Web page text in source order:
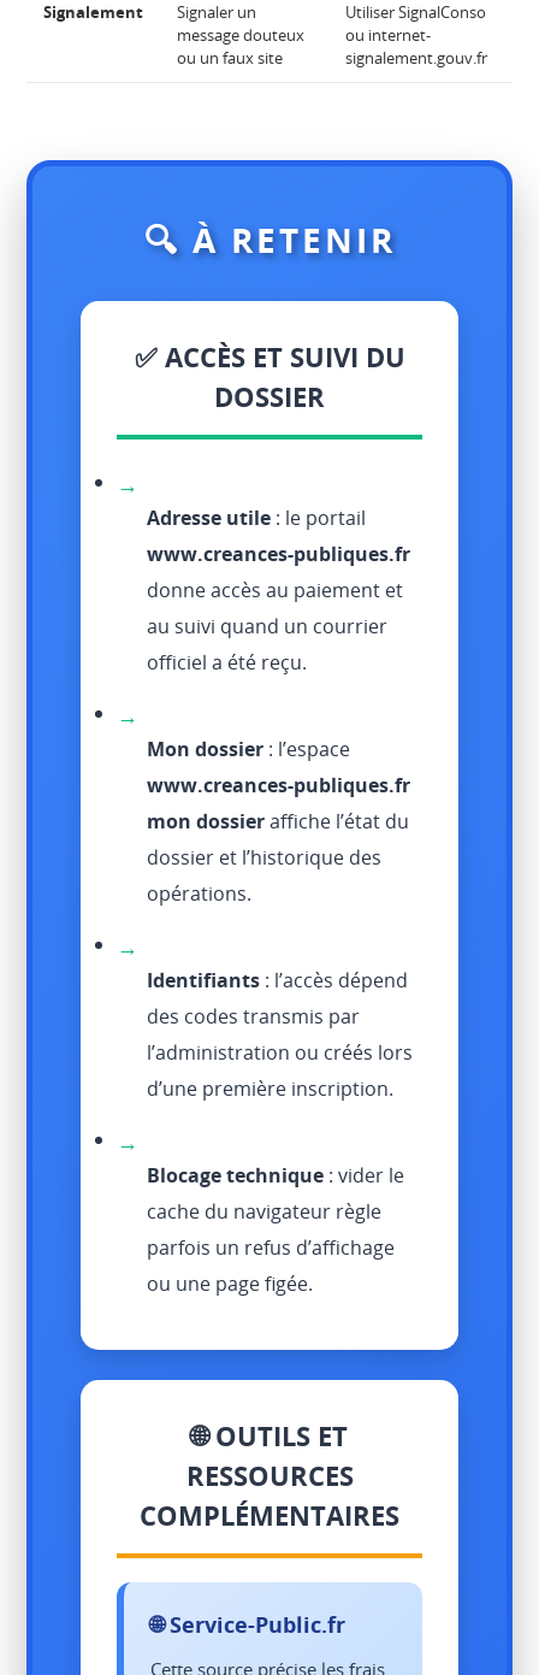
Signalement
Signaler un
message douteux
ou un faux site
Utiliser SignalConso
ou internet-
signalement.gouv.fr
🔍 À RETENIR
✅ ACCÈS ET SUIVI DU
DOSSIER
→
Adresse utile : le portail
www.creances-publiques.fr
donne accès au paiement et
au suivi quand un courrier
officiel a été reçu.
→
Mon dossier : l’espace
www.creances-publiques.fr
mon dossieraffiche l’état du
dossier et l’historique des
opérations.
→
Identifiants : l’accès dépend
des codes transmis par
l’administration ou créés lors
d’une première inscription.
→
Blocage technique : vider le
cache du navigateur règle
parfois un refus d’affichage
ou une page figée.
🌐 OUTILS ET
RESSOURCES
COMPLÉMENTAIRES
🌐 Service-Public.fr
Cette source précise les frais